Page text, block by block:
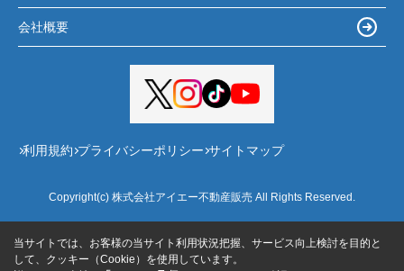
会社概要
利用規約 プライバシーポリシー サイトマップ
Copyright(c) 株式会社アイエー不動産販売 All Rights Reserved.
当サイトでは、お客様の当サイト利用状況把握、サービス向上検討を目的と
して、クッキー（Cookie）を使用しています。